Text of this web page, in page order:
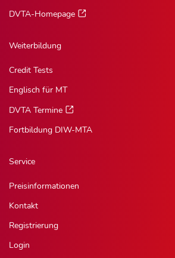
DVTA-Homepage
Weiterbildung
Credit Tests
Englisch für MT
DVTA Termine
Fortbildung DIW-MTA
Service
Preisinformationen
Kontakt
Registrierung
Login